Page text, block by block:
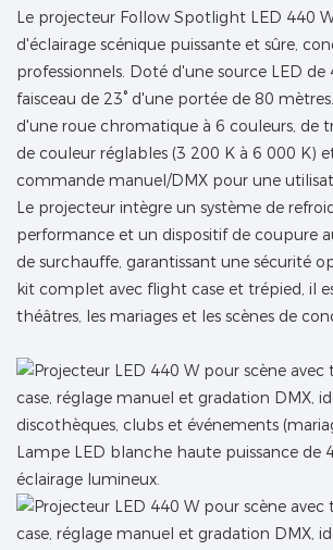
Le projecteur Follow Spotlight LED 440
d'éclairage scénique puissante et sûre,
professionnels. Doté d'une source LED de
faisceau de 23° d'une portée de 80
d'une roue chromatique à 6 couleurs, de
de couleur réglables (3 200 K à 6 000 K)
commande manuel/DMX pour une
Le projecteur intègre un système de
performance et un dispositif de coupure
de surchauffe, garantissant une sécurité
kit complet avec flight case et trépied, il
théâtres, les mariages et les scènes de
Lampe LED blanche haute puissance de
éclairage lumineux.